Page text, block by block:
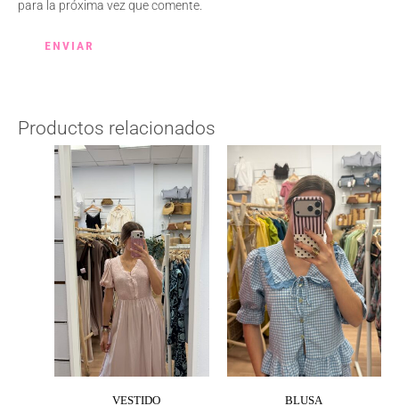
para la próxima vez que comente.
Productos relacionados
VESTIDO
BLUSA